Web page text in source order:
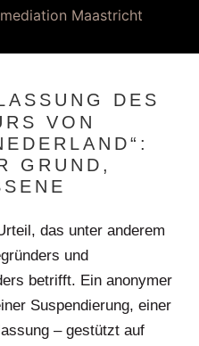
DES
VON
GRUND,
das unter anderem
und
betrifft. Ein anonymer
Suspendierung, einer
– gestützt auf